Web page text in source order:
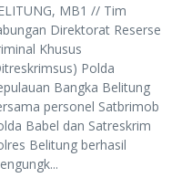
MB1 // Tim
Direktorat Reserse
Khusus
Polda
Bangka Belitung
personel Satbrimob
Babel dan Satreskrim
Belitung berhasil